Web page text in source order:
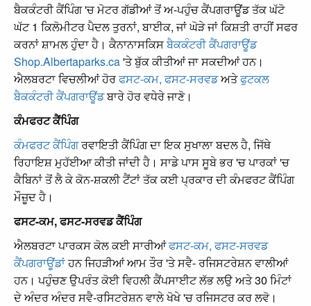
ਬੈਕਕੰਟਰੀ ਕੈਂਪਿੰਗ 'ਚ ਮੋਟਰ ਗੱਡੀਆਂ ਤੋਂ ਅ-ਪਹੁੰਚ ਕੈਂਪਗਰਾਊਂਡ ਤੱਕ ਘੱਟੋ
ਘੱਟ 1 ਕਿਲੋਮੀਟਰ ਪੈਦਲ ਤੁਰਨਾਂ, ਬਾਈਕ, ਜਾਂ ਘੋੜੇ ਜਾਂ ਕਿਸ਼ਤੀ ਰਾਹੀਂ ਸਫਰ
ਕਰਨਾਂ ਸ਼ਾਮਲ ਹੁੰਦਾ ਹੈ। ਕੈਨਾਨਾਸਕਿਸਬੈਕਕੰਟਰੀ ਕੈਂਪਗਰਾਊਂਡ
Shop.Albertaparks.ca'ਤੇ ਬੁੱਕ ਕੀਤੀਆਂ ਜਾ ਸਕਦੀਆਂ ਹਨ।
ਐਲਬਰਟਾ ਵਿਚਲੀਆਂ ਹੋਰਫਸਟ-ਕਮ, ਫਸਟ-ਸਰਵਡਅਤੇਫੁਟਕਲ
ਬੈਕਕੰਟਰੀ ਕੈਂਪਗਰਾਊਂਡਬਾਰੇ ਹੋਰ ਵਧੇਰੇ ਜਾਣੋ।
ਕੰਮਫਰਟ ਕੈਂਪਿੰਗ
ਕੰਮਫਰਟ ਕੈਂਪਿੰਗਰਵਾਇਤੀ ਕੈਂਪਿੰਗ ਦਾ ਇਕ ਸੁਖਾਲਾ ਬਦਲ ਹੈ, ਜਿੱਥੇ
ਰਿਹਾਇਸ਼ ਮੁਹੱਈਆ ਕੀਤੀ ਜਾਂਦੀ ਹੈ। ਸਾਡੇ ਪਾਸ ਸੂਬੇ ਭਰ 'ਚ ਪਾਰਕਾਂ 'ਚ
ਕੈਬਿਨਾਂ ਤੋਂ ਲੈ ਕੇ ਕੋਨ-ਸ਼ਕਲੀ ਟੈਂਟਾਂ ਤੱਕ ਕਈ ਪ੍ਰਕਾਰ ਦੀ ਕੰਮਫਰਟ ਕੈਂਪਿੰਗ
ਮੌਜ਼ੂਦ ਹੈ।
ਫਸਟ-ਕਮ, ਫਸਟ-ਸਰਵਡ ਕੈਂਪਿੰਗ
ਐਲਬਰਟਾ ਪਾਰਕਸ ਕੋਲ ਕਈ ਸਾਰੀਆਂਫਸਟ-ਕਮ, ਫਸਟ-ਸਰਵਡ
ਕੈਂਪਗਰਾਊਂਡਾਂਹਨ ਜਿਹੜੀਆਂ ਆਮ ਤੌਰ 'ਤੇ ਸਵੈ- ਰਜਿਸਟਰੇਸ਼ਨ ਵਾਲੀਆਂ
ਹਨ। ਪਹੁੰਚਣ ਉਪਰੰਤ ਕੋਈ ਵਿਹਲੀ ਕੈਂਪਸਾਈਟ ਲੱਭ ਲਉ ਅਤੇ 30 ਮਿੰਟਾਂ
ਦੇ ਅੰਦਰ ਅੰਦਰ ਸਵੈ-ਰਸਿਟਰੇਸ਼ਨ ਵਾਲੇ ਖੋਖੇ 'ਚ ਰਜਿਸਟਰ ਕਰ ਲਵੋ।